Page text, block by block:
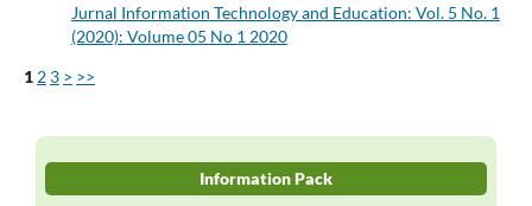
Jurnal Information Technology and Education: Vol. 5 No. 1
(2020): Volume 05 No 1 2020
1 2 3 > >>
Information Pack